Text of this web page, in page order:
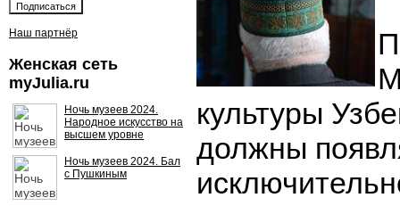
Наш партнёр
Женская сеть
myJulia.ru
Ночь музеев 2024.
Народное искусство на
высшем уровне
Ночь музеев 2024. Бал
с Пушкиным
культуры
должны